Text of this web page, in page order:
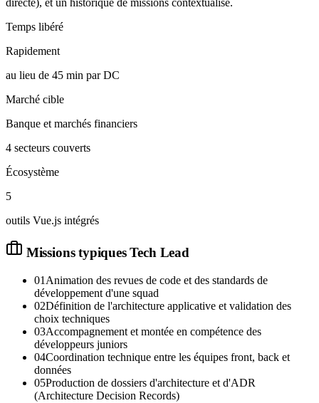
Temps libéré
Rapidement
au lieu de 45 min par DC
Marché cible
Banque et marchés financiers
4 secteurs couverts
Écosystème
5
outils Vue.js intégrés
Missions typiquesTech Lead
01 Animation des revues de code et des standards de
développement d'une squad
02Définition de l'architecture applicative et validation des
choix techniques
03Accompagnement et montée en compétence des
développeurs juniors
04Coordination technique entre les équipes front, back et
données
05Production de dossiers d'architecture et d'ADR
(Architecture Decision Records)